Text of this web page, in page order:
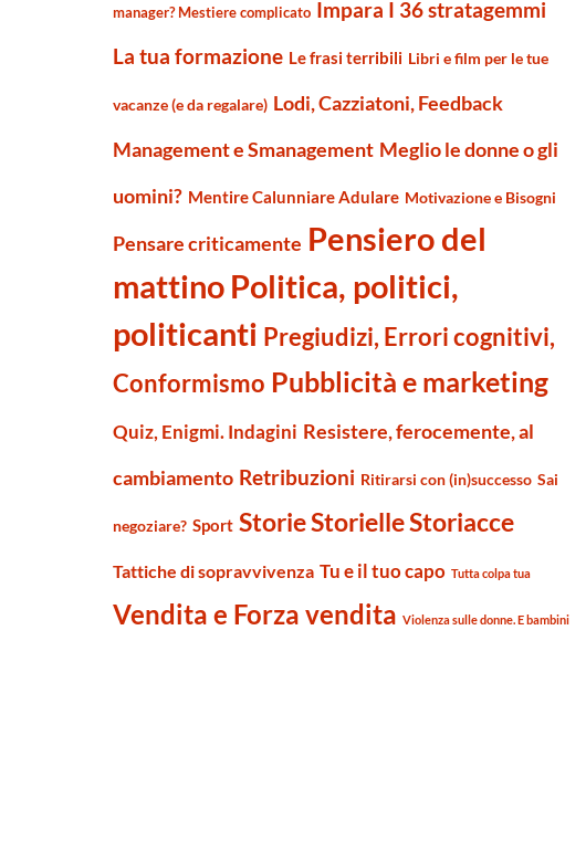
manager? Mestiere complicato Impara I 36 stratagemmi
La tua formazione Le frasi terribili Libri e film per le tue
vacanze (e da regalare) Lodi, Cazziatoni, Feedback
Management e Smanagement Meglio le donne o gli
uomini? Mentire Calunniare Adulare Motivazione e Bisogni
Pensare criticamente Pensiero del
mattino Politica, politici,
politicanti Pregiudizi, Errori cognitivi,
Conformismo Pubblicità e marketing
Quiz, Enigmi. Indagini Resistere, ferocemente, al
cambiamento Retribuzioni Ritirarsi con (in)successo Sai
negoziare? Sport Storie Storielle Storiacce
Tattiche di sopravvivenza Tu e il tuo capo Tutta colpa tua
Vendita e Forza vendita Violenza sulle donne. E bambini